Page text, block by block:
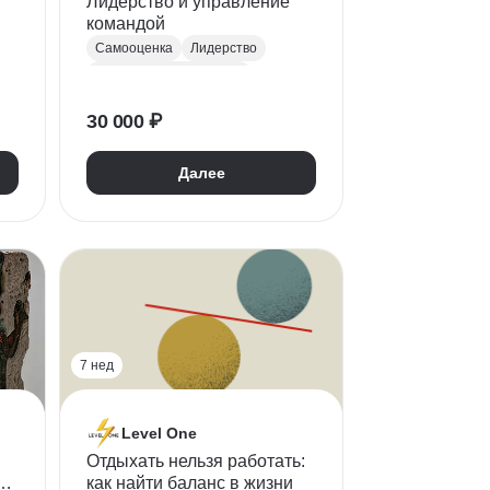
командой
Самооценка
Лидерство
Деловые коммуникации
Управление конфликтами
30 000 ₽
Далее
7 нед
Level One
Отдыхать нельзя работать:
как найти баланс в жизни